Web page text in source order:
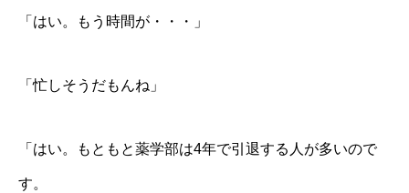
「はい。もう時間が・・・」
「忙しそうだもんね」
「はい。もともと薬学部は4年で引退する人が多いので
す。